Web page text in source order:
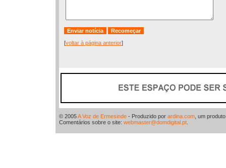
[voltar à página anterior]
© 2005A Voz de Ermesinde - Produzido por ardina.com , um
Comentários sobre o site: webmaster@domdigital.pt